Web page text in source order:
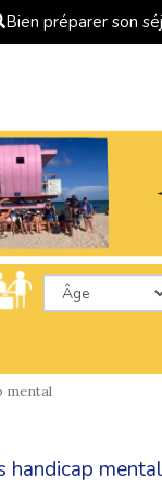
Bien préparer son
mental
handicap